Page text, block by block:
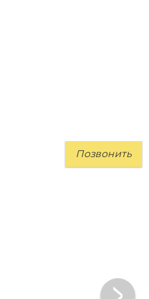
Позвонить